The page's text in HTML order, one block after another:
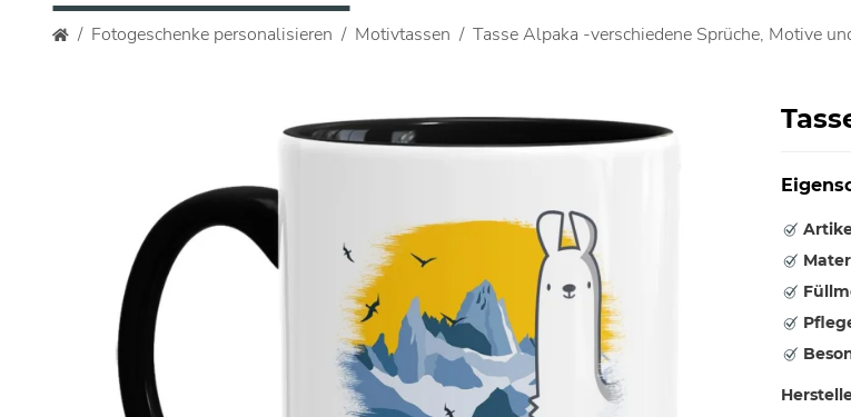
Fotogeschenke personalisieren Motivtassen Tasse Alpaka -verschiedene Sprüche, Motive